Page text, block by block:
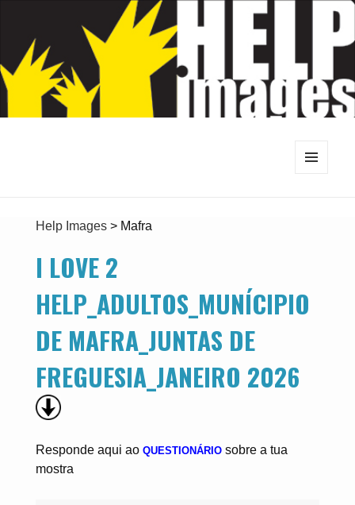
Help Images> Mafra
I LOVE 2
HELP_ADULTOS_MUNÍCIPIO
DE MAFRA_JUNTAS DE
FREGUESIA_JANEIRO 2026
Responde aqui ao QUESTIONÁRIO sobre a tua
mostra